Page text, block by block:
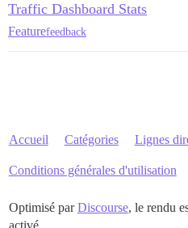
Traffic Dashboard Stats
Featurefeedback
Accueil Catégories Lignes
Conditions générales d'utilisation
Optimisé parDiscourse, le rendu